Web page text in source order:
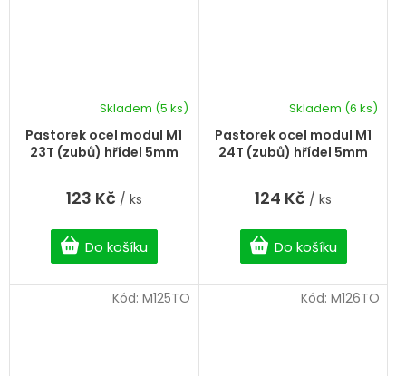
Pastorek ocel modul M1
23T (zubů) hřídel 5mm
Skladem (5 ks)
123 Kč / ks
Do košíku
Pastorek ocel modul M1
24T (zubů) hřídel 5mm
Skladem (6 ks)
124 Kč / ks
Do košíku
Kód: M125TO Kód: M126TO